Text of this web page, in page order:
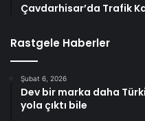
Çavdarhisar’da Trafik
Rastgele Haberler
Şubat 6, 2026
Dev bir marka daha
yola çıktı bile